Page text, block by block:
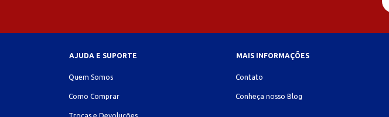
AJUDA E SUPORTE
Quem Somos
Como Comprar
Trocas e Devoluções
MAIS INFORMAÇÕES
Contato
Conheça nosso Blog